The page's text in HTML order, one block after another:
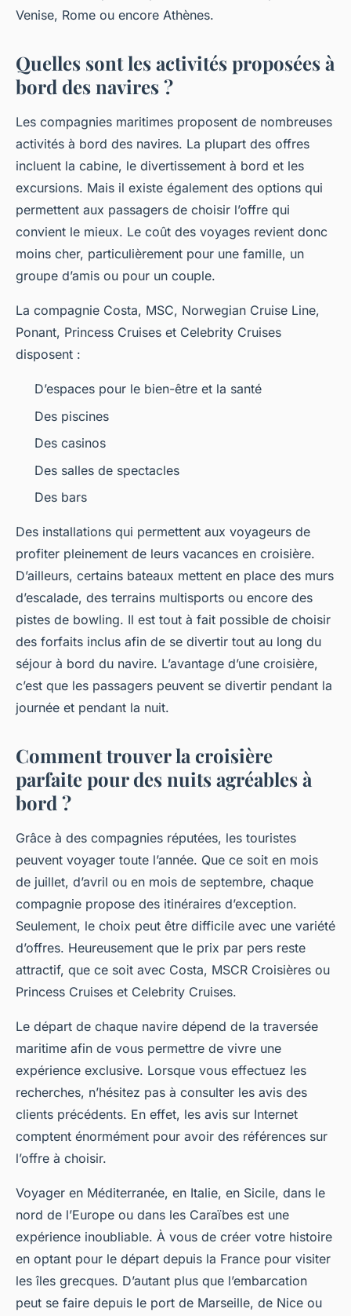
Venise, Rome ou encore Athènes.
Quelles sont les activités proposées à
bord des navires ?
Les compagnies maritimes proposent de nombreuses
activités à bord des navires. La plupart des offres
incluent la cabine, le divertissement à bord et les
excursions. Mais il existe également des options qui
permettent aux passagers de choisir l’offre qui
convient le mieux. Le coût des voyages revient donc
moins cher, particulièrement pour une famille, un
groupe d’amis ou pour un couple.
La compagnie Costa, MSC, Norwegian Cruise Line,
Ponant, Princess Cruises et Celebrity Cruises
disposent :
D’espaces pour le bien-être et la santé
Des piscines
Des casinos
Des salles de spectacles
Des bars
Des installations qui permettent aux voyageurs de
profiter pleinement de leurs vacances en croisière.
D’ailleurs, certains bateaux mettent en place des murs
d’escalade, des terrains multisports ou encore des
pistes de bowling. Il est tout à fait possible de choisir
des forfaits inclus afin de se divertir tout au long du
séjour à bord du navire. L’avantage d’une croisière,
c’est que les passagers peuvent se divertir pendant la
journée et pendant la nuit.
Comment trouver la croisière
parfaite pour des nuits agréables à
bord ?
Grâce à des compagnies réputées, les touristes
peuvent voyager toute l’année. Que ce soit en mois
de juillet, d’avril ou en mois de septembre, chaque
compagnie propose des itinéraires d’exception.
Seulement, le choix peut être difficile avec une variété
d’offres. Heureusement que le prix par pers reste
attractif, que ce soit avec Costa, MSCR Croisières ou
Princess Cruises et Celebrity Cruises.
Le départ de chaque navire dépend de la traversée
maritime afin de vous permettre de vivre une
expérience exclusive. Lorsque vous effectuez les
recherches, n’hésitez pas à consulter les avis des
clients précédents. En effet, les avis sur Internet
comptent énormément pour avoir des références sur
l’offre à choisir.
Voyager en Méditerranée, en Italie, en Sicile, dans le
nord de l’Europe ou dans les Caraïbes est une
expérience inoubliable. À vous de créer votre histoire
en optant pour le départ depuis la France pour visiter
les îles grecques. D’autant plus que l’embarcation
peut se faire depuis le port de Marseille, de Nice ou